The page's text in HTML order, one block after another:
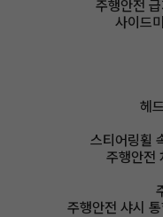
주행안전
사이드
헤
스티어링휠
주행안전
주행안전 샤시